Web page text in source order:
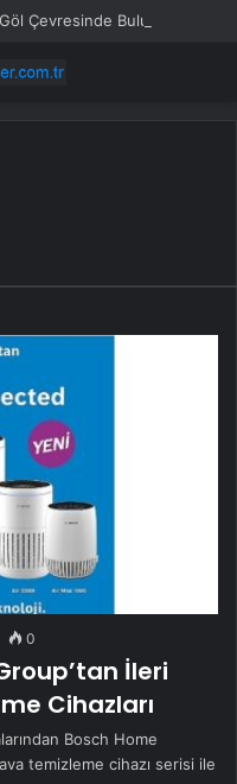
Çevresinde Bulundu
0
İleri
Cihazları
Bosch Home
temizleme cihazı serisi ile